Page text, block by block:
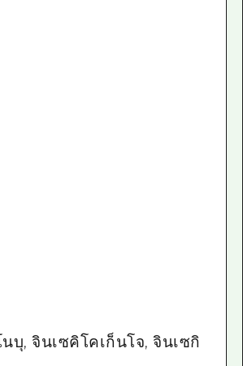
บุ, จินเซคิโคเก็นโจ, จินเซกิ